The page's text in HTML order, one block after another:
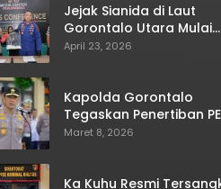
Jejak Sianida di Laut
Gorontalo Utara Mulai
Terkuak
April 23, 2026
Kapolda Gorontalo
Tegaskan Penertiban
Terus Berjalan
Maret 8, 2026
Ka Kuhu Resmi